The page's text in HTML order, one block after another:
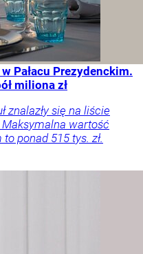
Pałacu Prezydenckim.
miliona zł
znalazły się na liście
wartość
ponad 515 tys. zł.